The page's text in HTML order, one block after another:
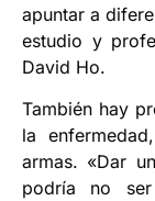
apuntar a
estudio y
David Ho.
También hay
la
armas. «Dar
podría no